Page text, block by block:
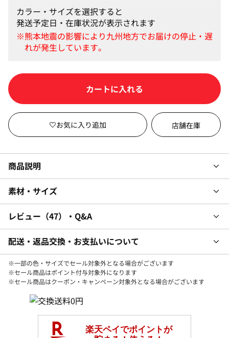
カラー・サイズを選択すると
発送予定日・在庫状況が表示されます
カートに入れる
店舗在庫
商品説明
素材・サイズ
レビュー 47 ・Q&A
配送・返品交換・お支払いについて
※一部の色・サイズでセール対象外となる場合がございます
※セール商品はポイント付与対象外になります
※セール商品はクーポン・キャンペーン対象外となる場合がございます